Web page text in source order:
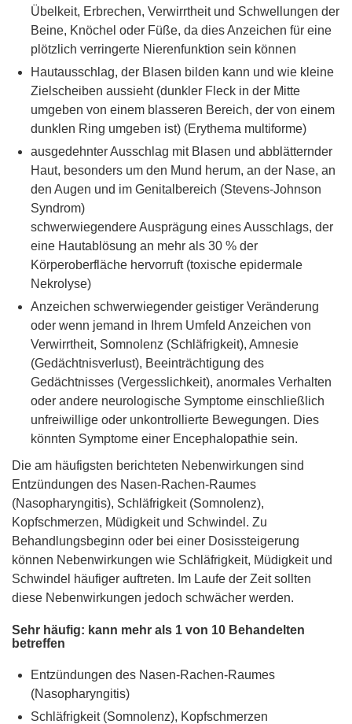
Übelkeit, Erbrechen, Verwirrtheit und Schwellungen der
Beine, Knöchel oder Füße, da dies Anzeichen für eine
plötzlich verringerte Nierenfunktion sein können
Hautausschlag, der Blasen bilden kann und wie kleine
Zielscheiben aussieht (dunkler Fleck in der Mitte
umgeben von einem blasseren Bereich, der von einem
dunklen Ring umgeben ist) (Erythema multiforme)
ausgedehnter Ausschlag mit Blasen und abblätternder
Haut, besonders um den Mund herum, an der Nase, an
den Augen und im Genitalbereich (Stevens-Johnson
Syndrom)
schwerwiegendere Ausprägung eines Ausschlags, der
eine Hautablösung an mehr als 30 % der
Körperoberfläche hervorruft (toxische epidermale
Nekrolyse)
Anzeichen schwerwiegender geistiger Veränderung
oder wenn jemand in Ihrem Umfeld Anzeichen von
Verwirrtheit, Somnolenz (Schläfrigkeit), Amnesie
(Gedächtnisverlust), Beeinträchtigung des
Gedächtnisses (Vergesslichkeit), anormales Verhalten
oder andere neurologische Symptome einschließlich
unfreiwillige oder unkontrollierte Bewegungen. Dies
könnten Symptome einer Encephalopathie sein.
Die am häufigsten berichteten Nebenwirkungen sind
Entzündungen des Nasen-Rachen-Raumes
(Nasopharyngitis), Schläfrigkeit (Somnolenz),
Kopfschmerzen, Müdigkeit und Schwindel. Zu
Behandlungsbeginn oder bei einer Dosissteigerung
können Nebenwirkungen wie Schläfrigkeit, Müdigkeit und
Schwindel häufiger auftreten. Im Laufe der Zeit sollten
diese Nebenwirkungen jedoch schwächer werden.
Sehr häufig: kann mehr als 1 von 10 Behandelten
betreffen
Entzündungen des Nasen-Rachen-Raumes
(Nasopharyngitis)
Schläfrigkeit (Somnolenz), Kopfschmerzen